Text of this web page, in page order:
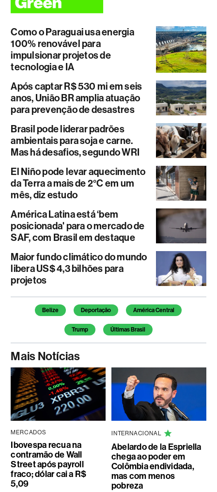
Como o Paraguai usa energia
100% renovável para
impulsionar projetos de
tecnologia e IA
Após captar R$ 530 mi em seis
anos, União BR amplia atuação
para prevenção de desastres
Brasil pode liderar padrões
ambientais para soja e carne.
Mas há desafios, segundo WRI
El Niño pode levar aquecimento
da Terra a mais de 2°C em um
mês, diz estudo
América Latina está ‘bem
posicionada' para o mercado de
SAF, com Brasil em destaque
Maior fundo climático do mundo
libera US$ 4,3 bilhões para
projetos
Temas deste artigo
Belize Deportação América Central
Trump Últimas Brasil
Mais Notícias
MERCADOS
Ibovespa recua na
contramão de Wall
Street após payroll
fraco; dólar cai a R$
5,09
INTERNACIONAL
Abelardo de la Espriella
chega ao poder em
Colômbia endividada,
mas com menos
pobreza